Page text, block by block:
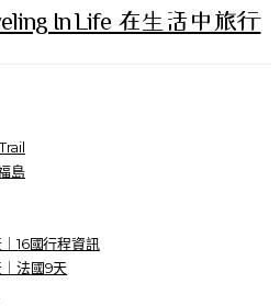
In Life 在生活中旅行
島
16國行程資訊
法國9天